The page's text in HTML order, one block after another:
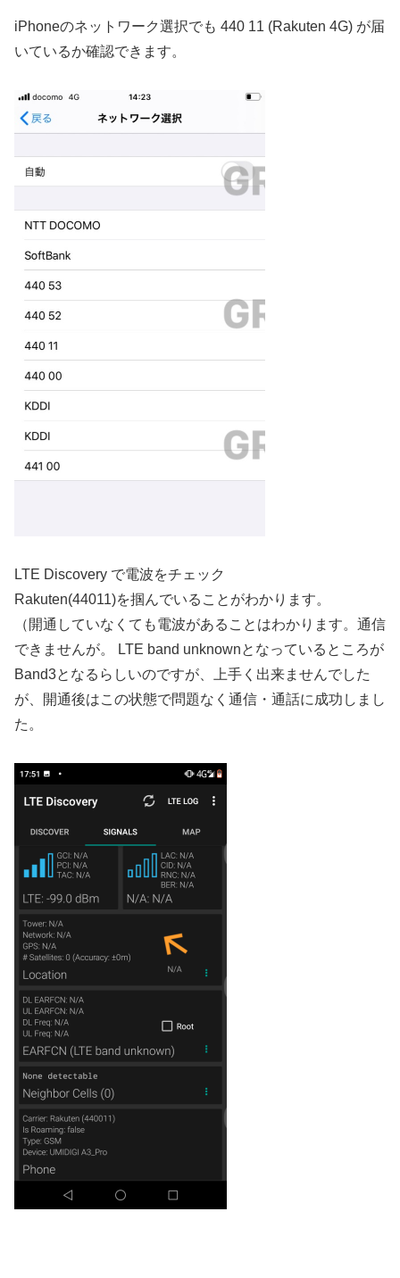
iPhoneのネットワーク選択でも 440 11 (Rakuten 4G) が届
いているか確認できます。
LTE Discovery で電波をチェック
Rakuten(44011)を掴んでいることがわかります。
（開通していなくても電波があることはわかります。通信
できませんが。 LTE band unknownとなっているところが
Band3となるらしいのですが、上手く出来ませんでした
が、開通後はこの状態で問題なく通信・通話に成功しまし
た。